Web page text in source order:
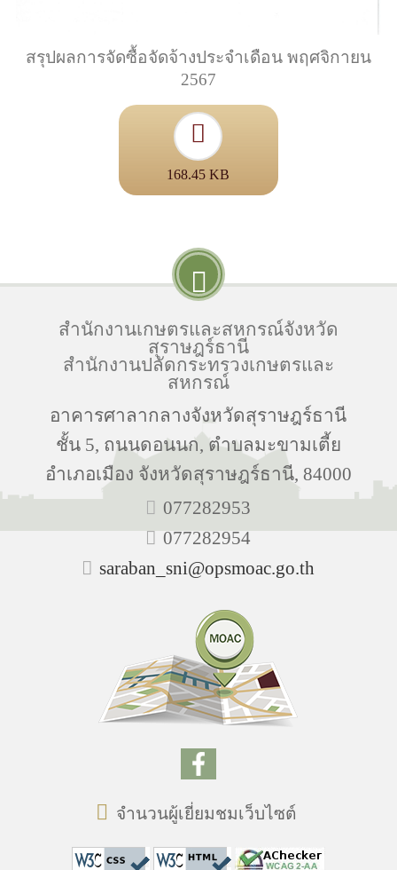
สรุปผลการจัดซื้อจัดจ้างประจำเดือน พฤศจิกายน
2567
168.45 KB
สำนักงานเกษตรและสหกรณ์จังหวัด
สุราษฎร์ธานี
สำนักงานปลัดกระทรวงเกษตรและ
สหกรณ์
อาคารศาลากลางจังหวัดสุราษฎร์ธานี
ชั้น 5, ถนนดอนนก, ตำบลมะขามเตี้ย
อำเภอเมือง จังหวัดสุราษฎร์ธานี, 84000
077282953
077282954
saraban_sni@opsmoac.go.th
จำนวนผู้เยี่ยมชมเว็บไซต์